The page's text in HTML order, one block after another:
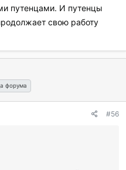
путенцами. И путенцы
свою работу
форума
#56